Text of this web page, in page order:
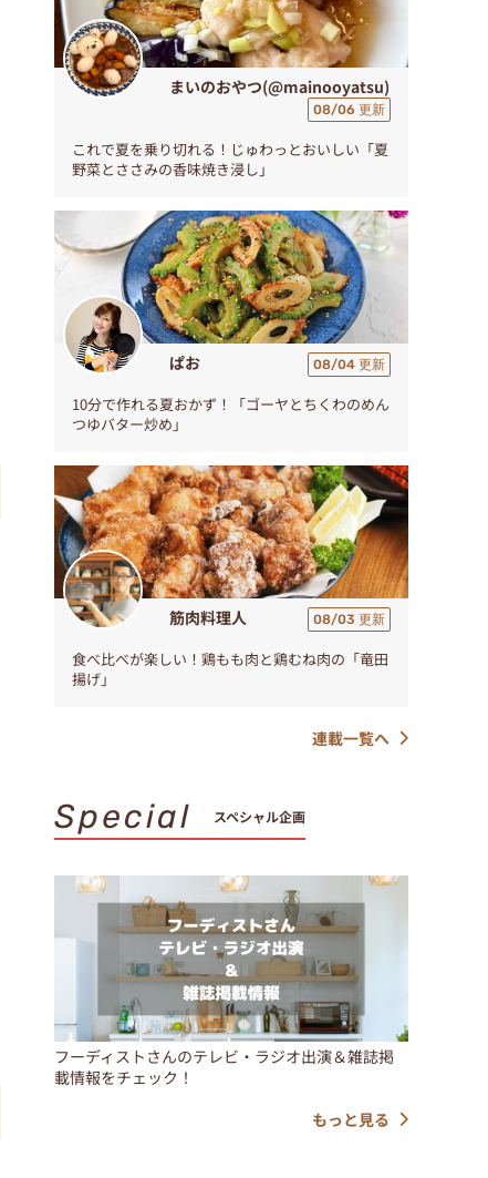
まいのおやつ(@mainooyatsu)
08/06 更新
これで夏を乗り切れる！じゅわっとおいしい「夏
野菜とささみの香味焼き浸し」
ぱお 08/04 更新
10分で作れる夏おかず！「ゴーヤとちくわのめん
つゆバター炒め」
筋肉料理人 08/03 更新
食べ比べが楽しい！鶏もも肉と鶏むね肉の「竜田
揚げ」
連載一覧へ
Special スペシャル企画
フーディストさんのテレビ・ラジオ出演＆雑誌掲
載情報をチェック！
もっと見る